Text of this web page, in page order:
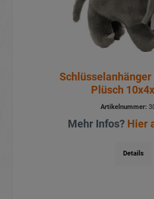
Schlüsselanhänger
Plüsch
Artikelnummer:
Mehr Infos? Hier
Details